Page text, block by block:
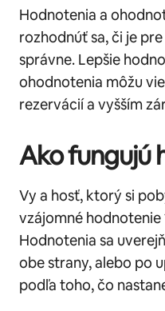
Hodnotenia a
rozhodnúť sa, či je
správne. Lepšie
ohodnotenia môžu
rezervácií a vyšším
Ako fungujú
Vy a hosť, ktorý si
vzájomné
Hodnotenia sa
obe strany, alebo po
podľa toho, čo